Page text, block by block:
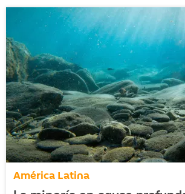
América Latina